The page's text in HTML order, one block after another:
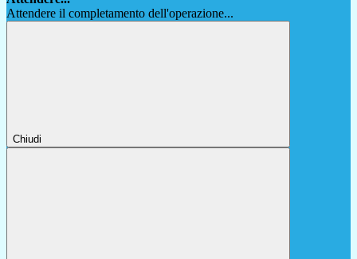
Attendere il completamento dell'operazione...
Chiudi